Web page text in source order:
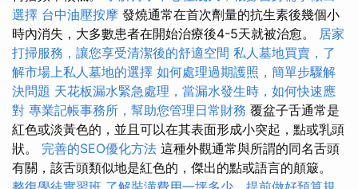
選擇 台中油壓按摩 發燒通常在首次劑量的抗生素後幾個小
時內消失，大多數患者在開始治療後4-5天就被治愈。 居家
打掃服務，讓您享受清潔後的舒適空間 私人墓地買賣，了
解市場上私人墓地的選擇 如何處理過期護照，簡單步驟解
決問題 天花板漏水緊急處理，當漏水發生時，如何快速應
對 專業記帳事務所，幫助您管理日常財務 覆盆子舌通常是
紅色或淡黃色的，並且可以在其表面形成小突起，點或乳頭
狀。 完善的SEO優化方法 這種外觀通常與所謂的同名舌頭
有關，該舌頭類似地是紅色的，傑出的點或語言的顛簸。